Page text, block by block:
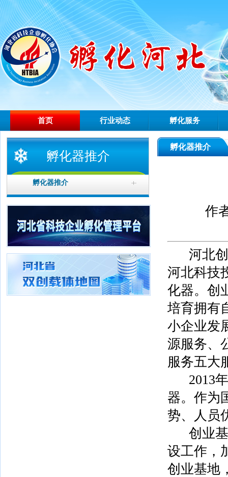
首页 行业动态 孵化服务
孵化器推介
孵化器推介
孵化器推介
作
河北创
河北科技
化器。创
培育拥有
小企业发
源服务、
服务五大
2013年
器。作为
势、人员
创业基
设工作，
创业基地